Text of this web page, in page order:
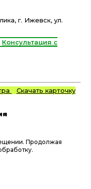
г. Ижевск, ул.
Консультация с
Скачать карточку
Продолжая